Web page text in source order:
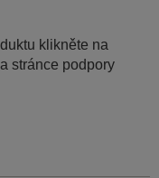
klikněte na
stránce podpory